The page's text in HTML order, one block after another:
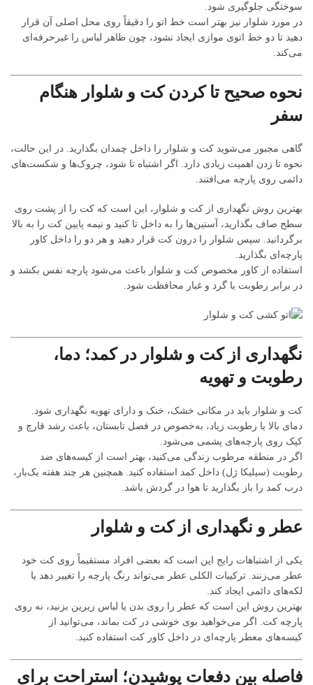
سوختگی جلوگیری شود.
در مورد شلوار نیز بهتر است خط اتو را دقیقاً روی محل اصلی آن قرار
دهید تا دو خط اتوی موازی ایجاد نشود، چون ظاهر لباس را غیرحرفه‌ای
می‌کند.
نحوه صحیح تا کردن کت و شلوار هنگام
سفر
گاهی مجبور می‌شوید کت و شلوار را داخل چمدان بگذارید. در این حالت،
نحوه تا زدن اهمیت زیادی دارد. اگر اشتباه تا شود، چروک‌ها و شکست‌های
دائمی روی پارچه می‌افتند.
بهترین روش نگهداری از کت و شلوار، این است که کت را از پشت روی
سطح صاف بگذارید، آستین‌ها را به داخل تا کنید و نیمه پایین کت را به بالا
برگردانید. سپس شلوار را درون کت قرار دهید و هر دو را داخل کاور
پارچه‌ای بگذارید.
استفاده از کاور مخصوص کت و شلوار باعث می‌شود پارچه نفس بکشد و
در برابر رطوبت یا گرد و غبار محافظت شود.
نگهداری از کت و شلوار در کمد؛ دما،
رطوبت و تهویه
کت و شلوار باید در مکانی خشک، خنک و دارای تهویه نگهداری شود.
دمای بالا یا رطوبت زیاد، به‌خصوص در فصل تابستان، باعث رشد قارچ و
کپک روی پارچه‌های پشمی می‌شود.
اگر در منطقه مرطوب زندگی می‌کنید، بهتر است از کیسه‌های ضد
رطوبت (سیلیکا ژل) داخل کمد استفاده کنید. همچنین هر چند هفته یک‌بار،
درب کمد را باز بگذارید تا هوا در گردش باشد.
عطر و نگهداری از کت و شلوار
یکی از اشتباهات رایج این است که بعضی افراد مستقیماً روی کت خود
عطر می‌زنند. ترکیبات الکلی عطر می‌تواند رنگ پارچه را تغییر دهد یا
لکه‌های دائمی ایجاد کند.
بهترین روش این است که عطر را روی بدن یا لباس زیرین بزنید، نه روی
پارچه کت. اگر می‌خواهید بوی خوشی در کت بماند، می‌توانید از
کیسه‌های معطر پارچه‌ای در داخل کاور کت استفاده کنید.
فاصله بین دفعات پوشیدن؛ استراحت برای